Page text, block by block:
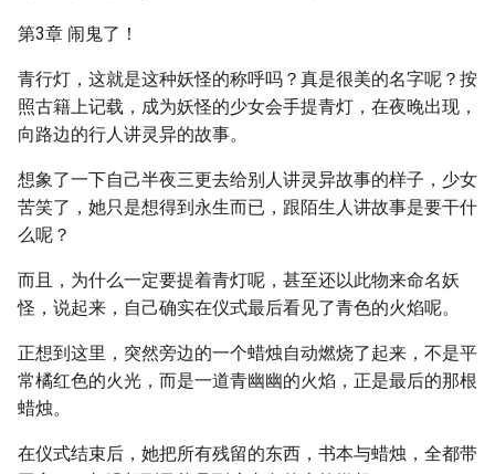
第3章 闹鬼了！
青行灯，这就是这种妖怪的称呼吗？真是很美的名字呢？按
照古籍上记载，成为妖怪的少女会手提青灯，在夜晚出现，
向路边的行人讲灵异的故事。
想象了一下自己半夜三更去给别人讲灵异故事的样子，少女
苦笑了，她只是想得到永生而已，跟陌生人讲故事是要干什
么呢？
而且，为什么一定要提着青灯呢，甚至还以此物来命名妖
怪，说起来，自己确实在仪式最后看见了青色的火焰呢。
正想到这里，突然旁边的一个蜡烛自动燃烧了起来，不是平
常橘红色的火光，而是一道青幽幽的火焰，正是最后的那根
蜡烛。
在仪式结束后，她把所有残留的东西，书本与蜡烛，全都带